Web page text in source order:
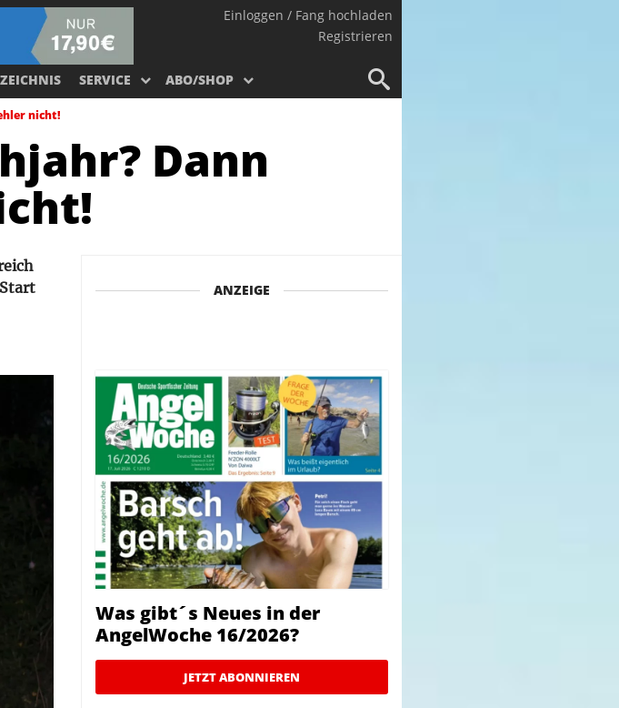
Einloggen / Fang hochladen
Registrieren
SERVICE ABO/SHOP
nicht!
Dann
ANZEIGE
Was gibt´s Neues in der
AngelWoche 16/2026?
JETZT ABONNIEREN